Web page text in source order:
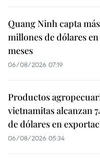
Quang Ninh capta
millones de dólares
meses
06/08/2026 07:19
Productos
vietnamitas alcanzan
de dólares en
06/08/2026 05:34